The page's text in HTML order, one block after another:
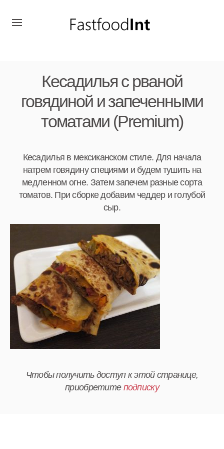
Кесадилья с рваной
говядиной и запеченными
томатами (Premium)
Кесадилья в мексиканском стиле. Для начала
натрем говядину специями и будем тушить на
медленном огне. Затем запечем разные сорта
томатов. При сборке добавим чеддер и голубой
сыр.
Чтобы получить доступ к этой странице,
приобретите подписку